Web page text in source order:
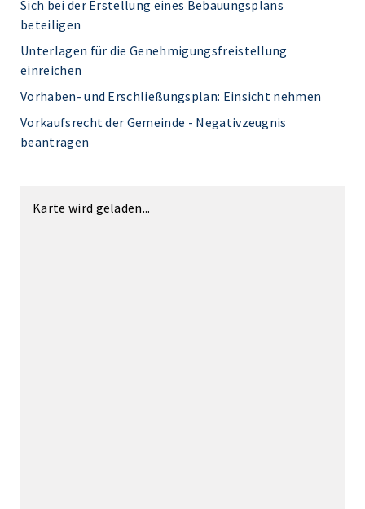
Sich bei der Erstellung eines Bebauungsplans
beteiligen
Unterlagen für die Genehmigungsfreistellung
einreichen
Vorhaben- und Erschließungsplan: Einsicht nehmen
Vorkaufsrecht der Gemeinde - Negativzeugnis
beantragen
Karte wird geladen...